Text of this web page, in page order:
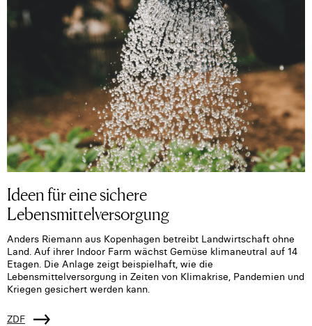
Ideen für eine sichere
Lebensmittelversorgung
Anders Riemann aus Kopenhagen betreibt Landwirtschaft ohne
Land. Auf ihrer Indoor Farm wächst Gemüse klimaneutral auf 14
Etagen. Die Anlage zeigt beispielhaft, wie die
Lebensmittelversorgung in Zeiten von Klimakrise, Pandemien und
Kriegen gesichert werden kann.
ZDF